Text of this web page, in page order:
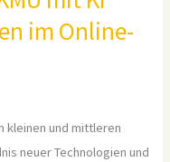
im Online-
kleinen und mittleren
neuer Technologien und